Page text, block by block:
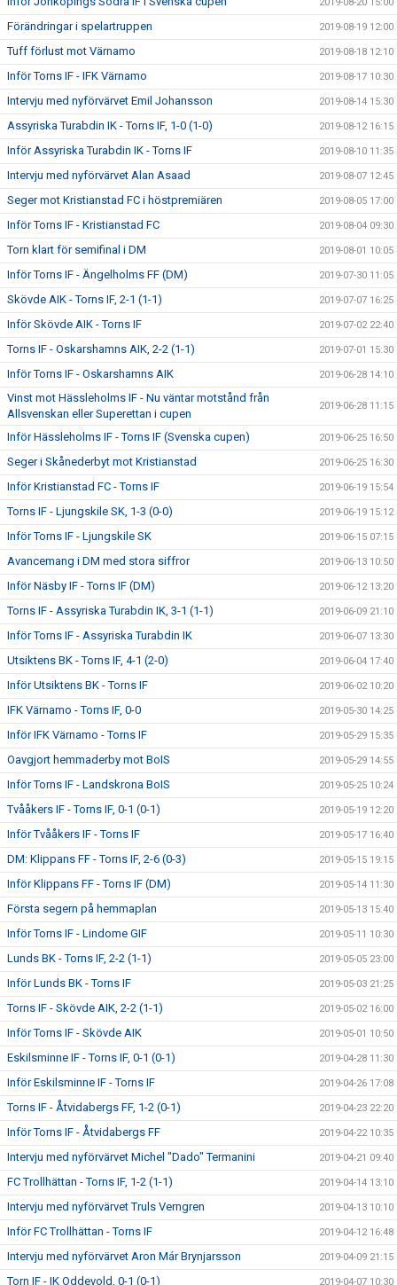
Förändringar i spelartruppen 2019-08-19 12:00
Tuff förlust mot Värnamo 2019-08-18 12:10
Inför Torns IF - IFK Värnamo 2019-08-17 10:30
Intervju med nyförvärvet Emil Johansson 2019-08-14 15:30
Assyriska Turabdin IK - Torns IF, 1-0 (1-0) 2019-08-12 16:15
Inför Assyriska Turabdin IK - Torns IF 2019-08-10 11:35
Intervju med nyförvärvet Alan Asaad 2019-08-07 12:45
Seger mot Kristianstad FC i höstpremiären 2019-08-05 17:00
Inför Torns IF - Kristianstad FC 2019-08-04 09:30
Torn klart för semifinal i DM 2019-08-01 10:05
Inför Torns IF - Ängelholms FF (DM) 2019-07-30 11:05
Skövde AIK - Torns IF, 2-1 (1-1) 2019-07-07 16:25
Inför Skövde AIK - Torns IF 2019-07-02 22:40
Torns IF - Oskarshamns AIK, 2-2 (1-1) 2019-07-01 15:30
Inför Torns IF - Oskarshamns AIK 2019-06-28 14:10
Vinst mot Hässleholms IF - Nu väntar motstånd från
Allsvenskan eller Superettan i cupen
2019-06-28 11:15
Inför Hässleholms IF - Torns IF (Svenska cupen) 2019-06-25 16:50
Seger i Skånederbyt mot Kristianstad 2019-06-25 16:30
Inför Kristianstad FC - Torns IF 2019-06-19 15:54
Torns IF - Ljungskile SK, 1-3 (0-0) 2019-06-19 15:12
Inför Torns IF - Ljungskile SK 2019-06-15 07:15
Avancemang i DM med stora siffror 2019-06-13 10:50
Inför Näsby IF - Torns IF (DM) 2019-06-12 13:20
Torns IF - Assyriska Turabdin IK, 3-1 (1-1) 2019-06-09 21:10
Inför Torns IF - Assyriska Turabdin IK 2019-06-07 13:30
Utsiktens BK - Torns IF, 4-1 (2-0) 2019-06-04 17:40
Inför Utsiktens BK - Torns IF 2019-06-02 10:20
IFK Värnamo - Torns IF, 0-0 2019-05-30 14:25
Inför IFK Värnamo - Torns IF 2019-05-29 15:35
Oavgjort hemmaderby mot BoIS 2019-05-29 14:55
Inför Torns IF - Landskrona BoIS 2019-05-25 10:24
Tvååkers IF - Torns IF, 0-1 (0-1) 2019-05-19 12:20
Inför Tvååkers IF - Torns IF 2019-05-17 16:40
DM: Klippans FF - Torns IF, 2-6 (0-3) 2019-05-15 19:15
Inför Klippans FF - Torns IF (DM) 2019-05-14 11:30
Första segern på hemmaplan 2019-05-13 15:40
Inför Torns IF - Lindome GIF 2019-05-11 10:30
Lunds BK - Torns IF, 2-2 (1-1) 2019-05-05 23:00
Inför Lunds BK - Torns IF 2019-05-03 21:25
Torns IF - Skövde AIK, 2-2 (1-1) 2019-05-02 16:00
Inför Torns IF - Skövde AIK 2019-05-01 10:50
Eskilsminne IF - Torns IF, 0-1 (0-1) 2019-04-28 11:30
Inför Eskilsminne IF - Torns IF 2019-04-26 17:08
Torns IF - Åtvidabergs FF, 1-2 (0-1) 2019-04-23 22:20
Inför Torns IF - Åtvidabergs FF 2019-04-22 10:35
Intervju med nyförvärvet Michel "Dado" Termanini 2019-04-21 09:40
FC Trollhättan - Torns IF, 1-2 (1-1) 2019-04-14 13:10
Intervju med nyförvärvet Truls Verngren 2019-04-13 10:10
Inför FC Trollhättan - Torns IF 2019-04-12 16:48
Intervju med nyförvärvet Aron Már Brynjarsson 2019-04-09 21:15
Torn IF - IK Oddevold, 0-1 (0-1) 2019-04-07 10:30